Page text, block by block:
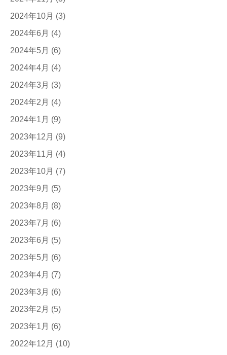
2024年10月 (3)
2024年6月 (4)
2024年5月 (6)
2024年4月 (4)
2024年3月 (3)
2024年2月 (4)
2024年1月 (9)
2023年12月 (9)
2023年11月 (4)
2023年10月 (7)
2023年9月 (5)
2023年8月 (8)
2023年7月 (6)
2023年6月 (5)
2023年5月 (6)
2023年4月 (7)
2023年3月 (6)
2023年2月 (5)
2023年1月 (6)
2022年12月 (10)